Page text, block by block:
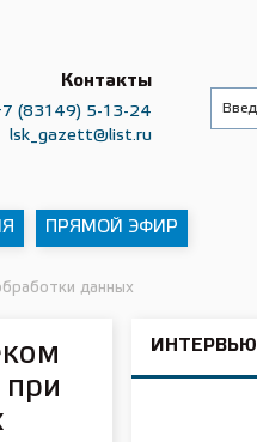
Контакты
(83149) 5-13-24
lsk_gazett@list.ru
ПРЯМОЙ ЭФИР
данных
при
ИНТЕРВЬЮ